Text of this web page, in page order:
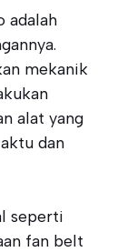
adalah
mekanik
alat yang
dan
seperti
fan belt